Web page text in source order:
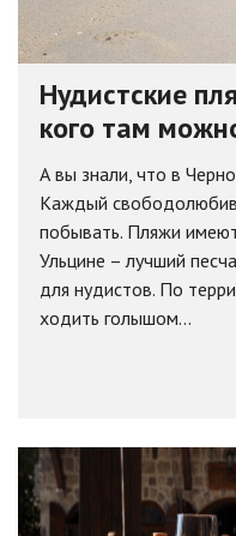
Нудистские
кого там
А вы знали, что в
Каждый
побывать. Пляжи
Ульцине – лучший
для нудистов. По
ходить голышом...